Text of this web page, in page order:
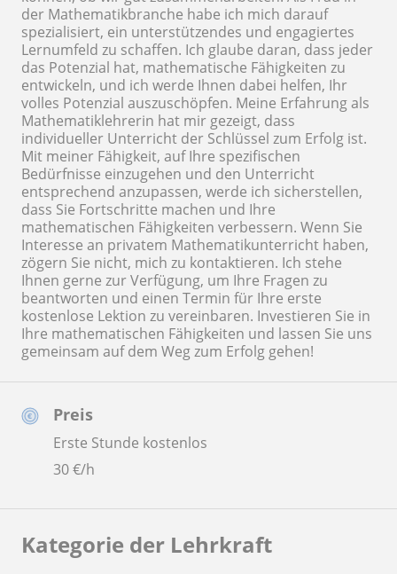
Preis
Erste Stunde kostenlos
30€/h
der Mathematikbranche habe ich mich darauf
spezialisiert, ein unterstützendes und engagiertes
Lernumfeld zu schaffen. Ich glaube daran, dass jeder
das Potenzial hat, mathematische Fähigkeiten zu
entwickeln, und ich werde Ihnen dabei helfen, Ihr
volles Potenzial auszuschöpfen. Meine Erfahrung als
Mathematiklehrerin hat mir gezeigt, dass
individueller Unterricht der Schlüssel zum Erfolg ist.
Mit meiner Fähigkeit, auf Ihre spezifischen
Bedürfnisse einzugehen und den Unterricht
entsprechend anzupassen, werde ich sicherstellen,
dass Sie Fortschritte machen und Ihre
mathematischen Fähigkeiten verbessern. Wenn Sie
Interesse an privatem Mathematikunterricht haben,
zögern Sie nicht, mich zu kontaktieren. Ich stehe
Ihnen gerne zur Verfügung, um Ihre Fragen zu
beantworten und einen Termin für Ihre erste
kostenlose Lektion zu vereinbaren. Investieren Sie in
Ihre mathematischen Fähigkeiten und lassen Sie uns
gemeinsam auf dem Weg zum Erfolg gehen!
Kategorie der Lehrkraft